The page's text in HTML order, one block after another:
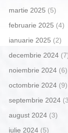
martie 2025 (5)
februarie 2025 (4)
ianuarie 2025 (2)
decembrie 2024
noiembrie 2024(6)
octombrie 2024(9)
septembrie 2024
august 2024(3)
iulie 2024(5)